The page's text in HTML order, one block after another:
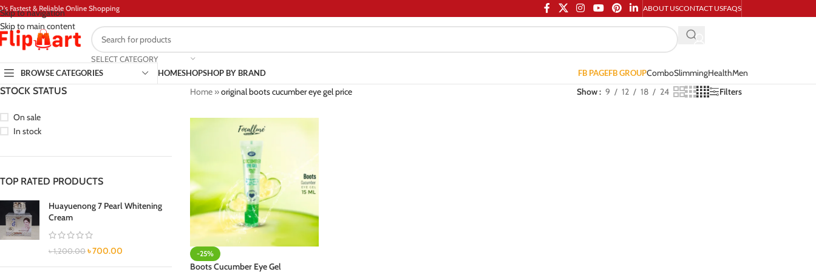
Skip to navigation
Skip to main content
Fastest & Reliable Online Shopping ABOUT USCONTACT USFAQS
SELECT CATEGORY
BROWSE CATEGORIES
HOMESHOPSHOP BY BRAND FB PAGEFB GROUPComboSlimmingHealthMen
STOCK STATUS
On sale
In stock
TOP RATED PRODUCTS
Huayuenong 7 Pearl Whitening
Cream
৳1,200.00 ৳700.00
Home»original boots cucumber eye gel price Show 9 12 18 24 Filters
-25%
Boots Cucumber Eye Gel